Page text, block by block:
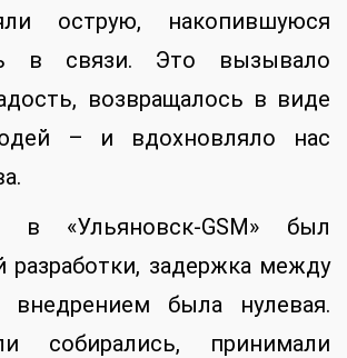
острую, накопившуюся
в связи. Это вызывало
возвращалось в виде
– и вдохновляло нас
«Ульяновск-GSM» был
разработки, задержка между
внедрением была нулевая.
собирались, принимали